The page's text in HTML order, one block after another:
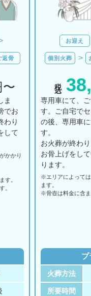
返骨
〜
ま
でお
わり
して
かかり
す。
。
お迎え
個別火葬
専用車にて、
す。ご自宅で
の後、専用車
す。
お火葬が終わ
お骨上げをし
ります。
※エリアに よっては
ます。
※骨壺は料金に含ま
プ
火葬方法
所要時間